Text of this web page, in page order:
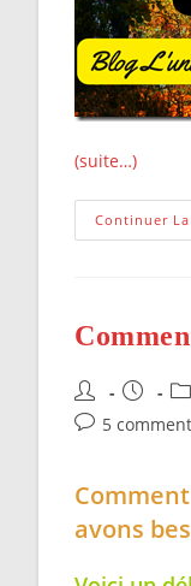
(suite…)
Continuer
Auteur/autrice
de
publiée :
Commentaires
publication :
5
avons